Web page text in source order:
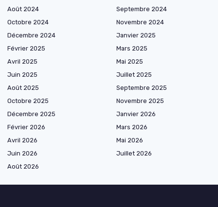
Août 2024
Septembre 2024
Octobre 2024
Novembre 2024
Décembre 2024
Janvier 2025
Février 2025
Mars 2025
Avril 2025
Mai 2025
Juin 2025
Juillet 2025
Août 2025
Septembre 2025
Octobre 2025
Novembre 2025
Décembre 2025
Janvier 2026
Février 2026
Mars 2026
Avril 2026
Mai 2026
Juin 2026
Juillet 2026
Août 2026